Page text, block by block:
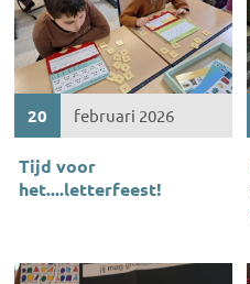
20 februari 2026
Tijd voor
het....letterfeest!